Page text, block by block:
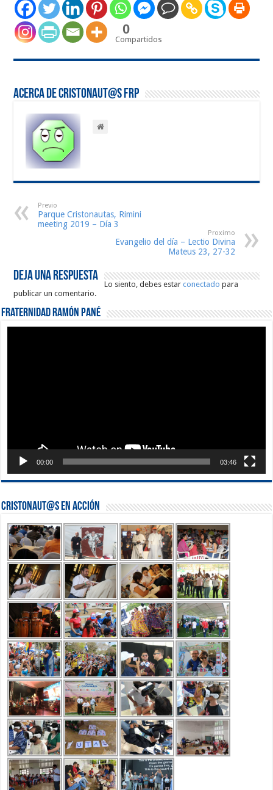
0
Compartidos
Acerca de Cristonaut@s FRP
Previo
Parque Cristonautas, Rimini
meeting 2019 – Día 3
Proximo
Evangelio del día – Lectio Divina
Mateus 23, 27-32
Deja una respuesta
Lo siento, debes estarconectado para
publicar un comentario.
Fraternidad Ramón Pané
00:00 03:46
Cristonaut@s en Acción